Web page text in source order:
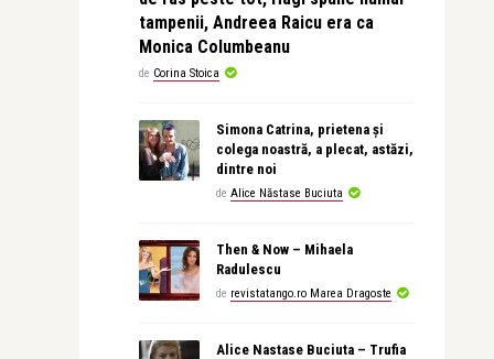
tampenii, Andreea Raicu era ca
Monica Columbeanu
de Corina Stoica
Simona Catrina, prietena și
colega noastră, a plecat, astăzi,
dintre noi
de Alice Năstase Buciuta
Then & Now – Mihaela
Radulescu
de revistatango.ro Marea Dragoste
Alice Nastase Buciuta – Trufia